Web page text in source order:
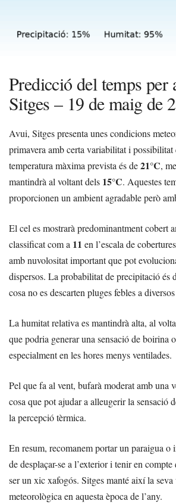
Predicció del temps per
Sitges – 19 de maig de
Avui, Sitges presenta unes condicions
primavera amb certa variabilitat i
temperatura màxima prevista és de21°C,
mantindrà al voltant dels 15°C. Aquestes
proporcionen un ambient agradable però
El cel es mostrarà predominantment cobert
classificat com a 11 en l’escala de
amb nuvolositat important que pot
dispersos. La probabilitat de precipitació és
cosa no es descarten pluges febles a
La humitat relativa es mantindrà alta, al
que podria generar una sensació de boirina
especialment en les hores menys ventilades.
Pel que fa al vent, bufarà moderat amb una
cosa que pot ajudar a alleugerir la sensació
la percepció tèrmica.
En resum, recomanem portar un paraigua o
de desplaçar-se a l’exterior i tenir en
ser un xic xafogós. Sitges manté així la seva
meteorològica en aquesta època de l’any.